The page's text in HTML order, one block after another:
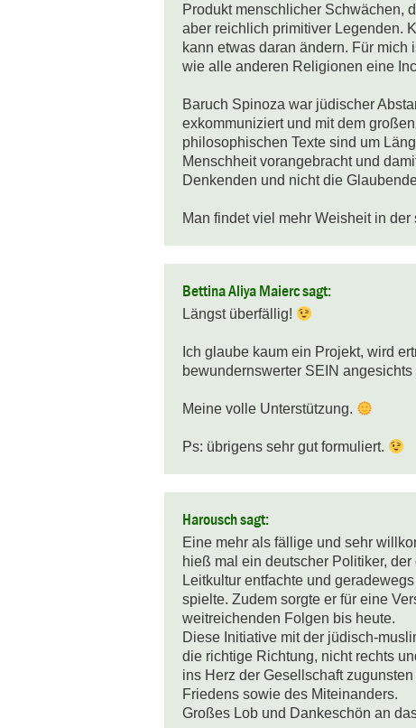
Produkt menschlicher Schwächen,
aber reichlich primitiver Legenden.
kann etwas daran ändern. Für
wie alle anderen Religionen eine
Baruch Spinoza war jüdischer
exkommuniziert und mit dem
philosophischen Texte sind um
Menschheit vorangebracht und
Denkenden und nicht die
Man findet viel mehr Weisheit in der
Bettina Aliya Maierc sagt:
Längst überfällig!
Ich glaube kaum ein Projekt, wird
bewundernswerter SEIN
Meine volle Unterstützung.
Ps: übrigens sehr gut formuliert.
Harousch sagt:
Eine mehr als fällige und sehr
hieß mal ein deutscher Politiker,
Leitkultur entfachte und
spielte. Zudem sorgte er für eine
weitreichenden Folgen bis heute.
Diese Initiative mit der jüdisch-
die richtige Richtung, nicht rechts
ins Herz der Gesellschaft
Friedens sowie des Miteinanders.
Großes Lob und Dankeschön an